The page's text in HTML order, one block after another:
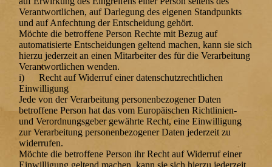
Verantwortlichen, auf Darlegung des eigenen Standpunkts
und auf Anfechtung der Entscheidung gehört.
Möchte die betroffene Person Rechte mit Bezug auf
automatisierte Entscheidungen geltend machen, kann sie sich
hierzu jederzeit an einen Mitarbeiter des für die Verarbeitung
Verantwortlichen wenden.
i) Recht auf Widerruf einer datenschutzrechtlichen
Einwilligung
Jede von der Verarbeitung personenbezogener Daten
betroffene Person hat das vom Europäischen Richtlinien-
und Verordnungsgeber gewährte Recht, eine Einwilligung
zur Verarbeitung personenbezogener Daten jederzeit zu
widerrufen.
Möchte die betroffene Person ihr Recht auf Widerruf einer